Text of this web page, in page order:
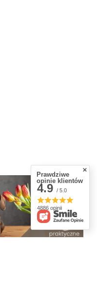
Prawdziwe
opinie klientów
4.9 / 5.0
4886 opinii